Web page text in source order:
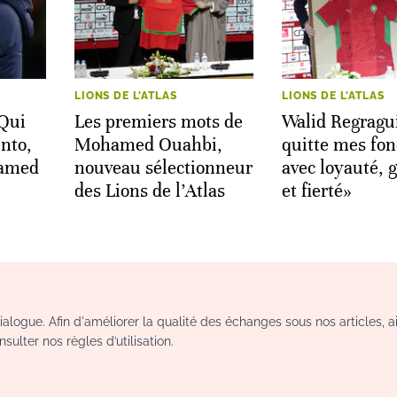
LIONS DE L'ATLAS
Les premiers mots de
Mohamed Ouahbi,
nouveau sélectionneur
des Lions de l’Atlas
LIONS DE L'ATLAS
Walid
quitte mes
avec loyauté,
et fierté»
Afin d'améliorer la qualité des échanges sous nos articles,
nos règles d’utilisation.